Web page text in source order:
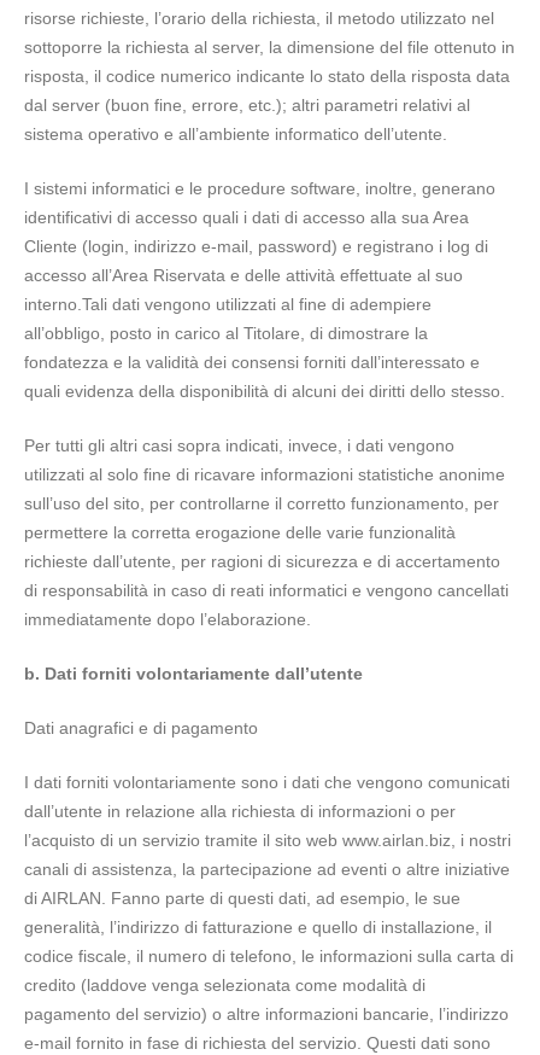
risorse richieste, l’orario della richiesta, il metodo utilizzato nel
sottoporre la richiesta al server, la dimensione del file ottenuto in
risposta, il codice numerico indicante lo stato della risposta data
dal server (buon fine, errore, etc.); altri parametri relativi al
sistema operativo e all’ambiente informatico dell’utente.
I sistemi informatici e le procedure software, inoltre, generano
identificativi di accesso quali i dati di accesso alla sua Area
Cliente (login, indirizzo e-mail, password) e registrano i log di
accesso all’Area Riservata e delle attività effettuate al suo
interno.Tali dati vengono utilizzati al fine di adempiere
all’obbligo, posto in carico al Titolare, di dimostrare la
fondatezza e la validità dei consensi forniti dall’interessato e
quali evidenza della disponibilità di alcuni dei diritti dello stesso.
Per tutti gli altri casi sopra indicati, invece, i dati vengono
utilizzati al solo fine di ricavare informazioni statistiche anonime
sull’uso del sito, per controllarne il corretto funzionamento, per
permettere la corretta erogazione delle varie funzionalità
richieste dall’utente, per ragioni di sicurezza e di accertamento
di responsabilità in caso di reati informatici e vengono cancellati
immediatamente dopo l’elaborazione.
b. Dati forniti volontariamente dall’utente
Dati anagrafici e di pagamento
I dati forniti volontariamente sono i dati che vengono comunicati
dall’utente in relazione alla richiesta di informazioni o per
l’acquisto di un servizio tramite il sito web www.airlan.biz, i nostri
canali di assistenza, la partecipazione ad eventi o altre iniziative
di AIRLAN. Fanno parte di questi dati, ad esempio, le sue
generalità, l’indirizzo di fatturazione e quello di installazione, il
codice fiscale, il numero di telefono, le informazioni sulla carta di
credito (laddove venga selezionata come modalità di
pagamento del servizio) o altre informazioni bancarie, l’indirizzo
e-mail fornito in fase di richiesta del servizio. Questi dati sono